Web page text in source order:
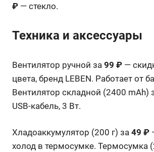
₽ — стекло.
Техника и аксессуары
Вентилятор ручной за 99 ₽ —
цвета, бренд LEBEN. Работает от
Вентилятор складной (2400 mAh)
USB-кабель, 3 Вт.
Хладоаккумулятор (200 г) за 49 ₽
холод в термосумке. Термосумка